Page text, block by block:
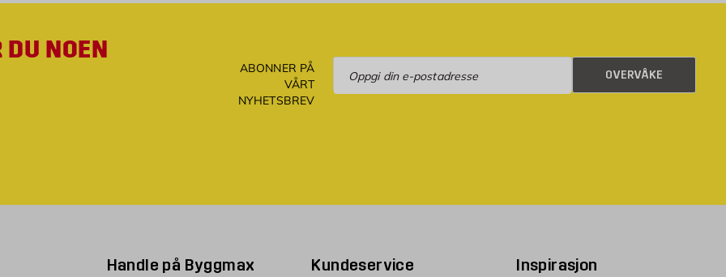
DU NOEN
ABONNER PÅ
VÅRT
NYHETSBREV
OVERVÅKE
Handle på Byggmax Kundeservice Inspirasjon